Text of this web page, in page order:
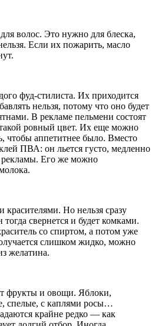
волос. Это нужно для блеска,
Если их пожарить, масло
фуд-стилиста. Их приходится
нельзя, потому что оно будет
В рекламе пельмени состоят
ровный цвет. Их еще можно
чтобы аппетитнее было. Вместо
ПВА: он льется густо, медленно
Его же можно
Но нельзя сразу
тогда свернется и будет комками.
со спиртом, а потом уже
слишком жидко, можно
желатина.
фрукты и овощи. Яблоки,
спелые, с каплями росы…
крайне редко — как